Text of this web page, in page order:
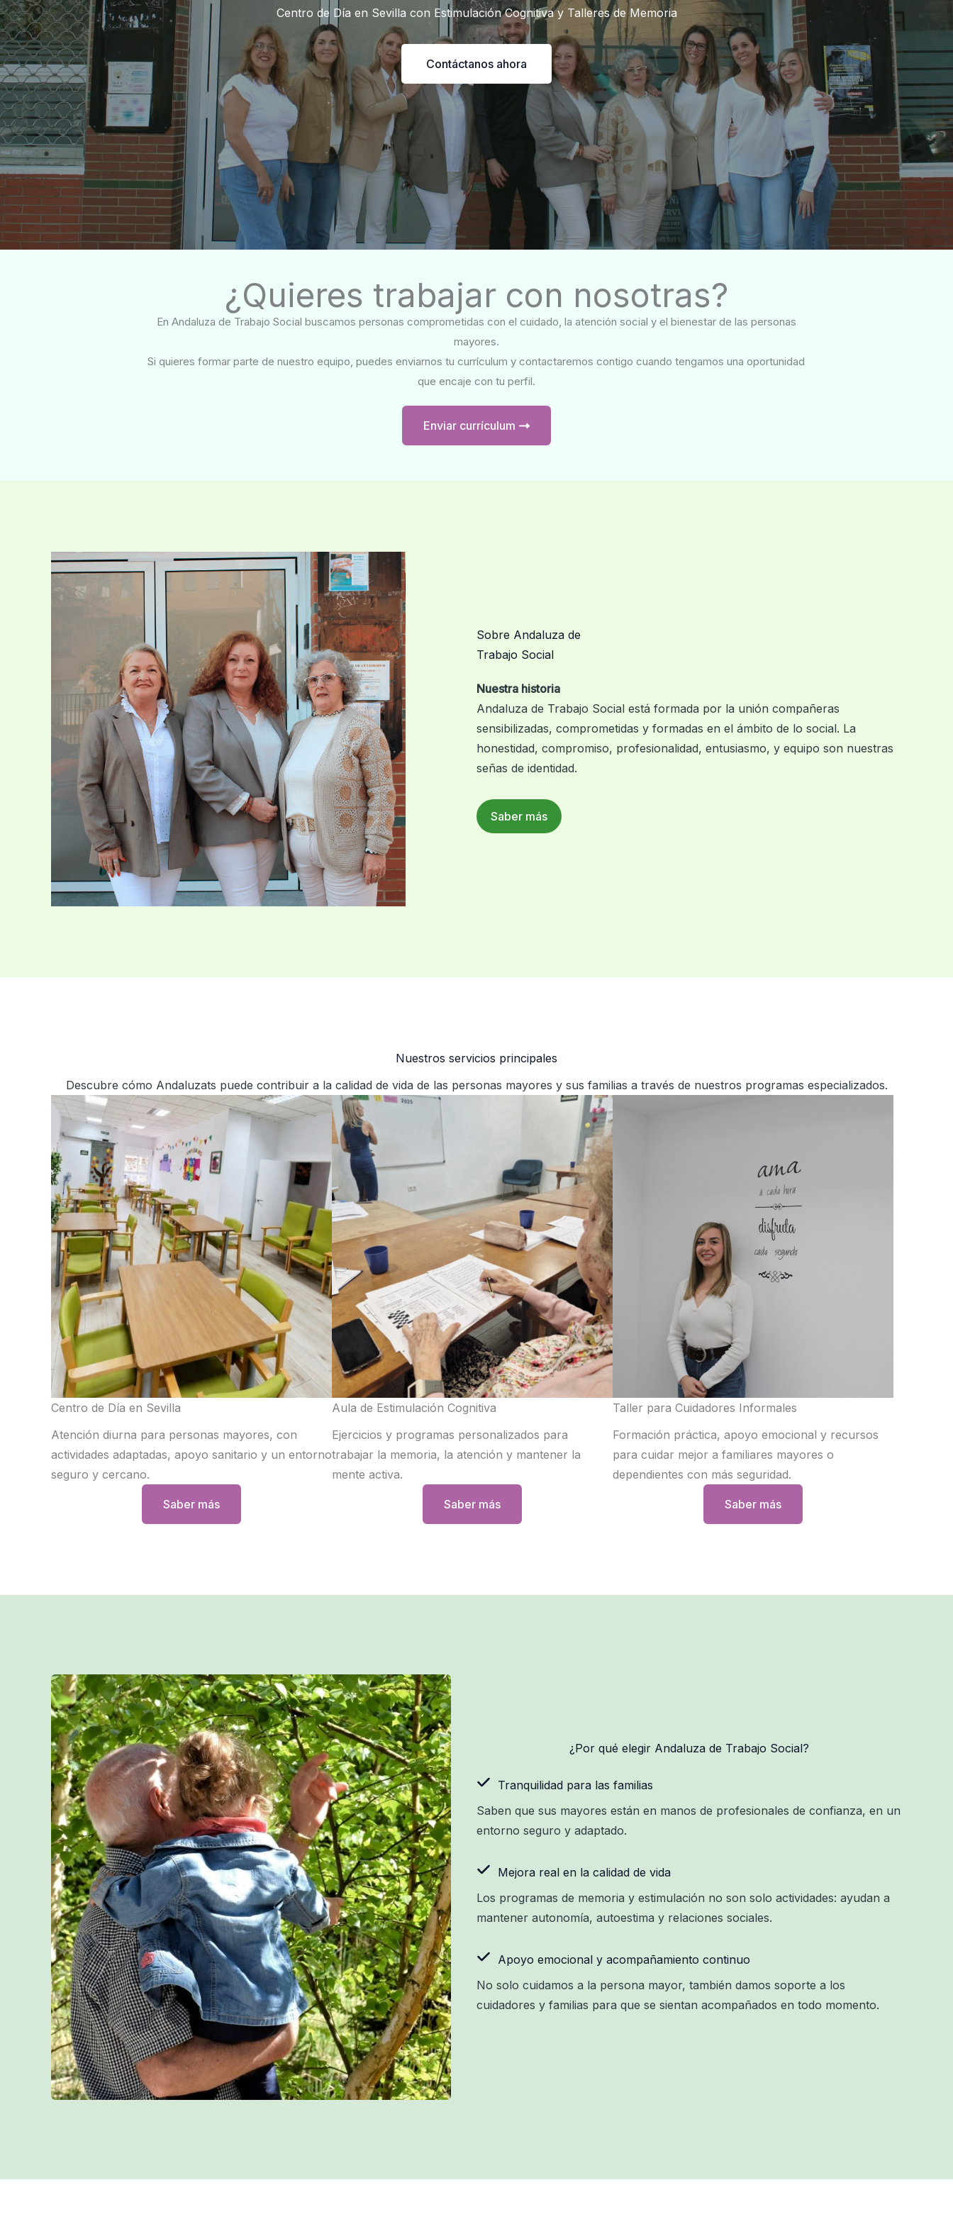
Centro de Día en Sevilla con Estimulación Cognitiva y Talleres de Memoria
Contáctanos ahora
¿Quieres trabajar con nosotras?
En Andaluza de Trabajo Social buscamos personas comprometidas con el cuidado, la atención social y el bienestar de las personas
mayores.
Si quieres formar parte de nuestro equipo, puedes enviarnos tu currículum y contactaremos contigo cuando tengamos una oportunidad
que encaje con tu perfil.
Enviar currículum
Sobre Andaluza de
Trabajo Social
Nuestra historia
Andaluza de Trabajo Social está formada por la unión compañeras
sensibilizadas, comprometidas y formadas en el ámbito de lo social. La
honestidad, compromiso, profesionalidad, entusiasmo, y equipo son nuestras
señas de identidad.
Saber más
Nuestros servicios principales
Descubre cómo Andaluzats puede contribuir a la calidad de vida de las personas mayores y sus familias a través de nuestros programas especializados.
Centro de Día en Sevilla
Atención diurna para personas mayores, con
actividades adaptadas, apoyo sanitario y un entorno
seguro y cercano.
Saber más
Aula de Estimulación Cognitiva
Ejercicios y programas personalizados para
trabajar la memoria, la atención y mantener la
mente activa.
Saber más
Taller para Cuidadores Informales
Formación práctica, apoyo emocional y recursos
para cuidar mejor a familiares mayores o
dependientes con más seguridad.
Saber más
¿Por qué elegir Andaluza de Trabajo Social?
Tranquilidad para las familias
Saben que sus mayores están en manos de profesionales de confianza, en un
entorno seguro y adaptado.
Mejora real en la calidad de vida
Los programas de memoria y estimulación no son solo actividades: ayudan a
mantener autonomía, autoestima y relaciones sociales.
Apoyo emocional y acompañamiento continuo
No solo cuidamos a la persona mayor, también damos soporte a los
cuidadores y familias para que se sientan acompañados en todo momento.